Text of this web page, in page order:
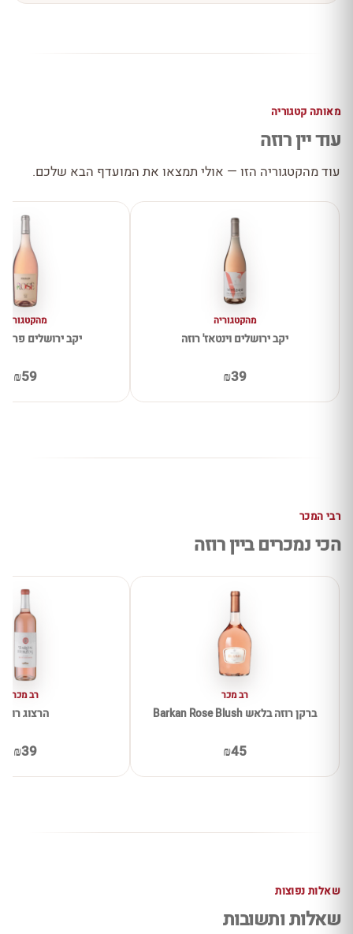
מאותה קטגוריה
עוד יין רוזה
עוד מהקטגוריה הזו — אולי תמצאו את המועדף הבא שלכם.
מהקטגוריה
יקב ירושלים וינטאז' רוזה
₪39
מהקטגוריה
יקב ירושלים
₪59
רבי המכר
הכי נמכרים ביין רוזה
רב מכר
ברקן רוזה בלאש Barkan Rose Blush
₪45
רב מכר
הרצוג רוזה
₪39
שאלות נפוצות
שאלות ותשובות